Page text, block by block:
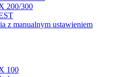
200/300
z manualnym ustawieniem
100